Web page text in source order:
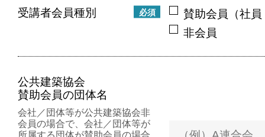
受講者会員種別 必須
賛助会員（社
非会員
公共建築協会
賛助会員の団体名
会社／団体等が公共建築協会非
会員の場合で、会社／団体等が